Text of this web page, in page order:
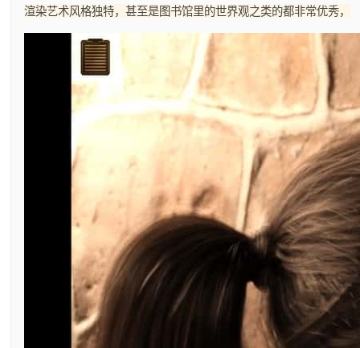
渲染艺术风格独特，甚至是图书馆里的世界观之类的都非常优秀，